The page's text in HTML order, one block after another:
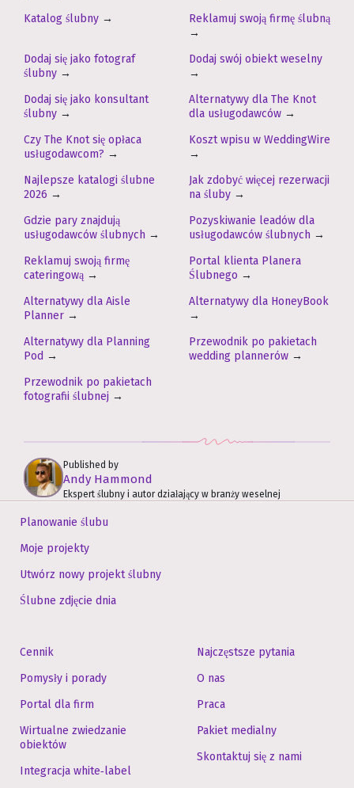
Katalog ślubny →
Reklamuj swoją firmę ślubną
→
Dodaj się jako fotograf
ślubny →
Dodaj swój obiekt weselny
→
Dodaj się jako konsultant
ślubny →
Alternatywy dla The Knot
dla usługodawców →
Czy The Knot się opłaca
usługodawcom? →
Koszt wpisu w WeddingWire
→
Najlepsze katalogi ślubne
2026 →
Jak zdobyć więcej rezerwacji
na śluby →
Gdzie pary znajdują
usługodawców ślubnych →
Pozyskiwanie leadów dla
usługodawców ślubnych →
Reklamuj swoją firmę
cateringową →
Portal klienta Planera
Ślubnego →
Alternatywy dla Aisle
Planner →
Alternatywy dla HoneyBook
→
Alternatywy dla Planning
Pod →
Przewodnik po pakietach
wedding plannerów →
Przewodnik po pakietach
fotografii ślubnej →
Published by
Andy Hammond
Ekspert ślubny i autor działający w branży weselnej
Planowanie ślubu
Moje projekty
Utwórz nowy projekt ślubny
Ślubne zdjęcie dnia
Cennik
Pomysły i porady
Portal dla firm
Wirtualne zwiedzanie
obiektów
Integracja white‑label
Najczęstsze pytania
O nas
Praca
Pakiet medialny
Skontaktuj się z nami